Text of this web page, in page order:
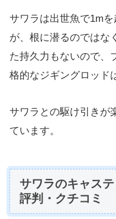
サワラは出世魚で1m
が、根に潜るのではな
た持久力もないので、
格的なジギングロッド
サワラとの駆け引きが
ています。
サワラのキャス
評判・クチコミ